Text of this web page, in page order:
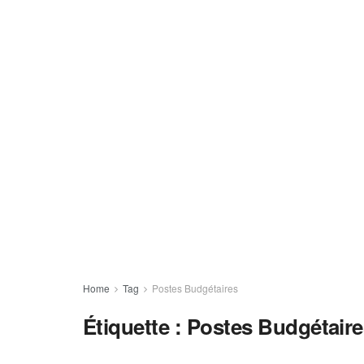
Home Tag Postes Budgétaires
Étiquette : Postes